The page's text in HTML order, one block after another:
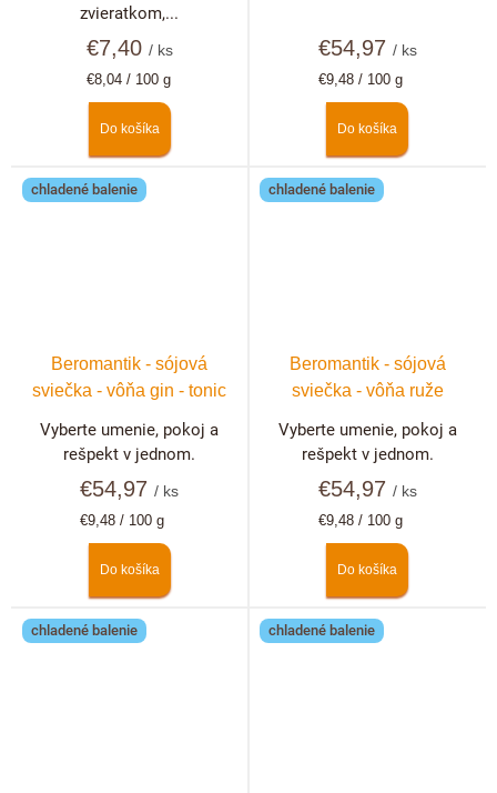
€7,40 / ks
Jednotková
€8,04 / 100 g
Do košíka
zvieratkom,...
€54,97 / ks
Jednotková
€9,48 / 100 g
Do košíka
chladené balenie
Beromantik - sójová
sviečka - vôňa gin - tonic
€54,97/ ks
Jednotková
€9,48 / 100 g
Do košíka
Vyberte umenie, pokoj a
rešpekt v jednom.
chladené balenie
Beromantik - sójová
sviečka - vôňa ruže
€54,97 / ks
Jednotková
€9,48 / 100 g
Do košíka
Vyberte umenie, pokoj a
rešpekt v jednom.
chladené balenie chladené balenie